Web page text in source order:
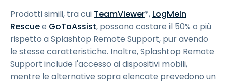
Prodotti simili, tra cui TeamViewer*, LogMeIn
Rescuee GoToAssist, possono costare il 50% o più
rispetto a Splashtop Remote Support, pur avendo
le stesse caratteristiche. Inoltre, Splashtop Remote
Support include l'accesso ai dispositivi mobili,
mentre le alternative sopra elencate prevedono un